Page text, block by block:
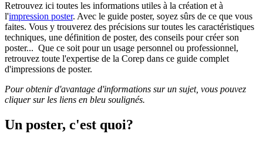
Retrouvez ici toutes les informations utiles à la création et à
l'impression poster. Avec le guide poster, soyez sûrs de ce que vous
faites. Vous y trouverez des précisions sur toutes les caractéristiques
techniques, une définition de poster, des conseils pour créer son
poster... Que ce soit pour un usage personnel ou professionnel,
retrouvez toute l'expertise de la Corep dans ce guide complet
d'impressions de poster.
Pour obtenir d'avantage d'informations sur un sujet, vous pouvez
cliquer sur les liens en bleu soulignés.
Un poster, c'est quoi?